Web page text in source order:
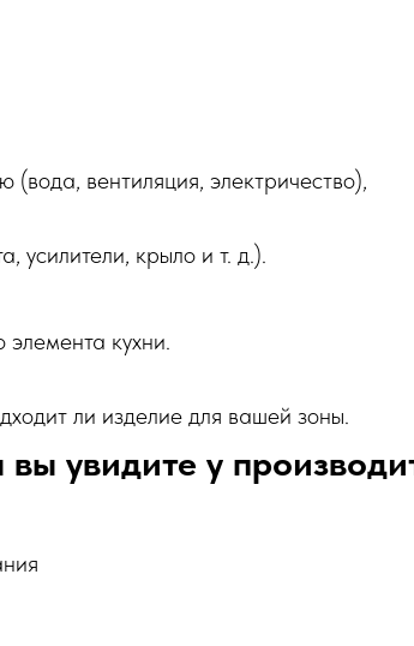
вентиляция, электричество),
усилители, крыло и т. д.).
элемента кухни.
ли изделие для вашей зоны.
увидите у